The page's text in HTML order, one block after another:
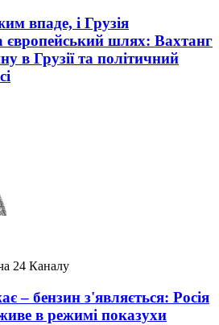
впаде, і Грузія
європейський шлях: Вахтанг
в Грузії та політичний
24 Каналу
– бензин з'являється: Росія
в режимі показухи